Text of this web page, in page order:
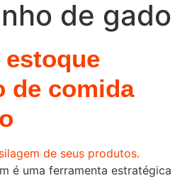
de gado
de comida
é uma ferramenta estratégica